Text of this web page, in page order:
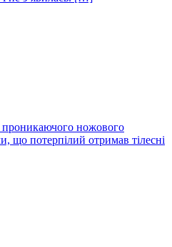
проникаючого ножового
що потерпілий отримав тілесні